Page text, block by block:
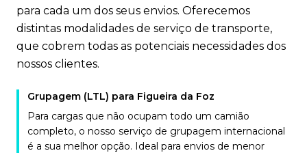
para cada um dos seus envios. Oferecemos
distintas modalidades de serviço de transporte,
que cobrem todas as potenciais necessidades dos
nossos clientes.
Grupagem (LTL) para Figueira da Foz
Para cargas que não ocupam todo um camião
completo, o nosso serviço de grupagem internacional
é a sua melhor opção. Ideal para envios de menor